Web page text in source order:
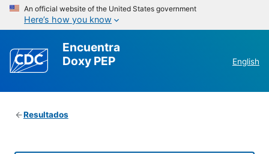
An official website of the United States government
Here’s how you know
Encuentra
Doxy PEP
English
Resultados